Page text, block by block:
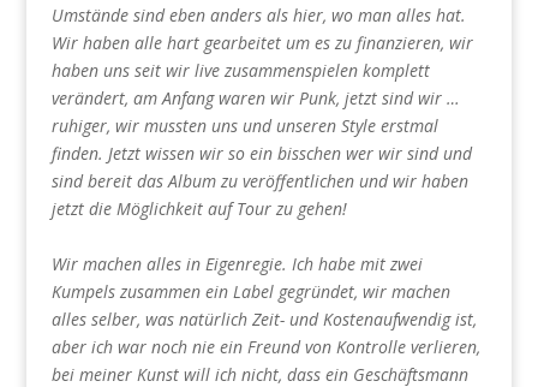
Umstände sind eben anders als hier, wo man alles hat.
Wir haben alle hart gearbeitet um es zu finanzieren, wir
haben uns seit wir live zusammenspielen komplett
verändert, am Anfang waren wir Punk, jetzt sind wir …
ruhiger, wir mussten uns und unseren Style erstmal
finden. Jetzt wissen wir so ein bisschen wer wir sind und
sind bereit das Album zu veröffentlichen und wir haben
jetzt die Möglichkeit auf Tour zu gehen!
Wir machen alles in Eigenregie. Ich habe mit zwei
Kumpels zusammen ein Label gegründet, wir machen
alles selber, was natürlich Zeit- und Kostenaufwendig ist,
aber ich war noch nie ein Freund von Kontrolle verlieren,
bei meiner Kunst will ich nicht, dass ein Geschäftsmann